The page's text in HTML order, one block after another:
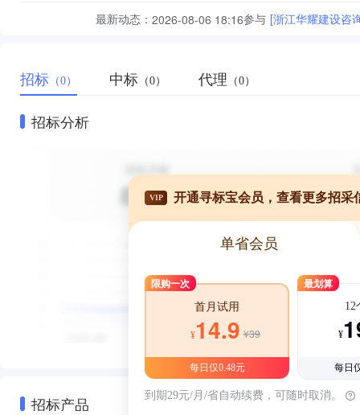
最新动态： 2026-08-06 18:16参与 [浙江华耀建设咨
招标 （0） 中标 （0） 代理 （0）
招标分析
招标产品
VIP 开通寻标宝会员，查看更多招采
单省会员
限购一次
首月试用
¥14.9 ¥39
每日仅0.48元
最划算
12
¥
每日
到期29元/月/省自动续费，可随时取消。